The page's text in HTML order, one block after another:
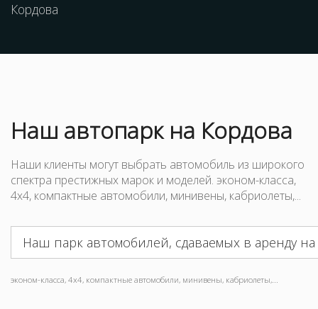
Кордова
Наш автопаркна Кордова
Наши клиенты могут выбрать автомобиль из широкого
спектра престижных марок и моделей. эконом-класса,
4x4, компактные автомобили, минивены, кабриолеты,...
Наш парк автомобилей, сдаваемых в аренду
эконом-класса, 4x4, компактные автомобили, минивены, кабриолеты,...